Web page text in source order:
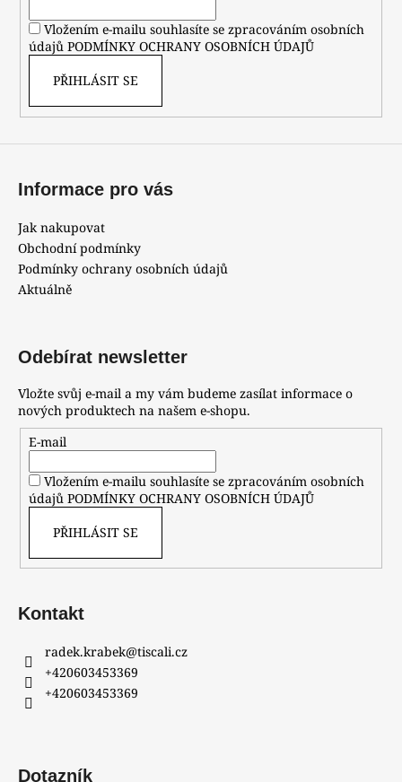
Vložením e-mailu souhlasíte se zpracováním osobních
údajů PODMÍNKY OCHRANY OSOBNÍCH ÚDAJŮ
PŘIHLÁSIT SE
Informace pro vás
Jak nakupovat
Obchodní podmínky
Podmínky ochrany osobních údajů
Aktuálně
Odebírat newsletter
Vložte svůj e-mail a my vám budeme zasílat informace o
nových produktech na našem e-shopu.
E-mail
Vložením e-mailu souhlasíte se zpracováním osobních
údajů PODMÍNKY OCHRANY OSOBNÍCH ÚDAJŮ
PŘIHLÁSIT SE
Kontakt
radek.krabek@tiscali.cz
+420603453369
+420603453369
Dotazník